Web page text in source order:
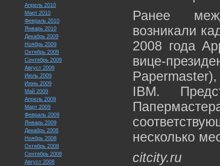
Апрель 2010
Март 2010
Февраль 2010
Январь 2010
Декабрь 2009
Ноябрь 2009
Октябрь 2009
Сентябрь 2009
Август 2009
Июль 2009
Июнь 2009
Май 2009
Апрель 2009
Март 2009
Февраль 2009
Январь 2009
Декабрь 2008
Ноябрь 2008
Октябрь 2008
Сентябрь 2008
Август 2008
Ранее
возникали
2008 года
вице-
IBM.
несколько
citcity.ru